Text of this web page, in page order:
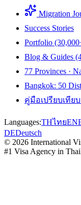
Migration
Success Stories
Portfolio
Blog & Guides
77 Provinces ·
Bangkok: 50
คู่มือเปรียบเทีย
Languages:THไทยEN
DEDeutsch
© 2026 International
#1 Visa Agency in